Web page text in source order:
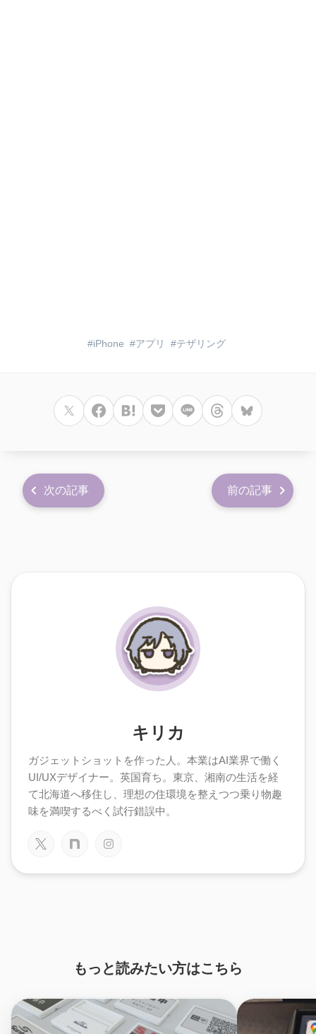
iPhone アプリ テザリング
次の記事 前の記事
キリカ
ガジェットショットを作った人。本業はAI業界で働く
UI/UXデザイナー。英国育ち。東京、湘南の生活を経
て北海道へ移住し、理想の住環境を整えつつ乗り物趣
味を満喫するべく試行錯誤中。
もっと読みたい方はこちら